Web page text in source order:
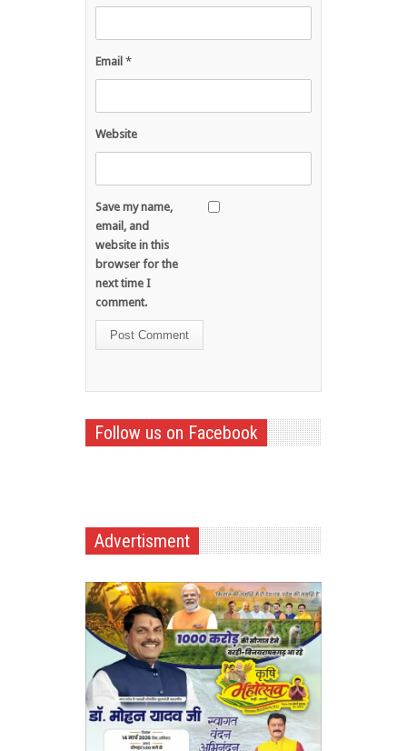
Email *
Website
Save my name,
email, and
website in this
browser for the
next time I
comment.
Follow us on Facebook
Advertisment